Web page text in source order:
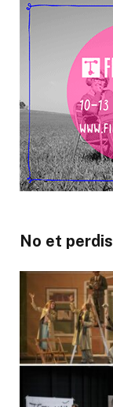
No et perdis